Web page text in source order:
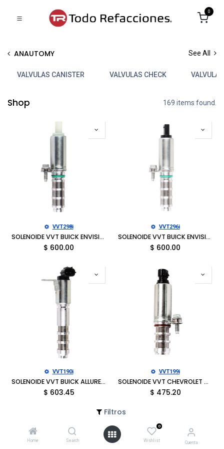
Filtros
Home Search
0
Wishlist Cuenta
0
ANAUTOMY See All
VALVULAS CANISTER VALVULAS CHECK
Shop 169 items found.
VVT298i
SOLENOIDE VVT BUICK ENVISION 2016-2020, LACROSSE 2018-2019, REGAL 2014-2017, REGAL SPORTBACK 2018-2020, REGAL TOURX 2018-2020, CADILLAC ATS 2013-2019, CT6 2016-2018, CTS 2014-2019
$ 600.00
VVT296i
SOLENOIDE VVT BUICK ENVISION 2016-2020, LACROSSE 2018-2019, REGAL 2014-2017, REGAL TOURX 2018-2020, CADILLAC ATS 2013-2017, CT6 2016-2017, CTS 2014-2017, CHEVROLET BLAZER 2019-2021
$ 600.00
VVT190i
SOLENOIDE VVT BUICK ALLURE 2005-2010, ENCLAVE 2008-2024, LACROSSE 2005-2016, RENDEZVOUS 2004-2006, CADILLAC ATS 2013-2019, CT4 2022-2023, CTS 2004-2019, SRX 2004-2016, STS 2005-2011
$ 603.45
VVT199i
SOLENOIDE VVT CHEVROLET CAPTIVA SPORT 2008-2015, COBALT 2006-2010, EQUINOX 2010-2017, HHR 2006-2011, IMPALA 2014, MALIBU 2008-2014, ORLANDO 2012-2014, GMC TERRAIN 2010-2017
$ 475.20